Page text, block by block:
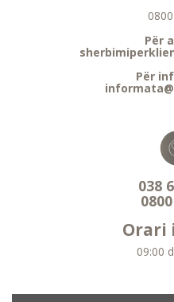
Për
Për
038
Orari
09:00